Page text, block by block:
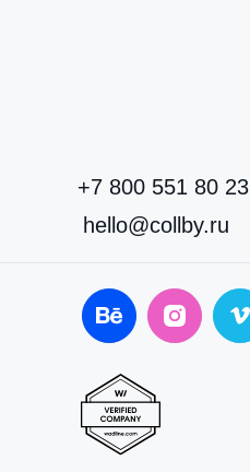
hello@collby.ru
+7 800 551 80 23